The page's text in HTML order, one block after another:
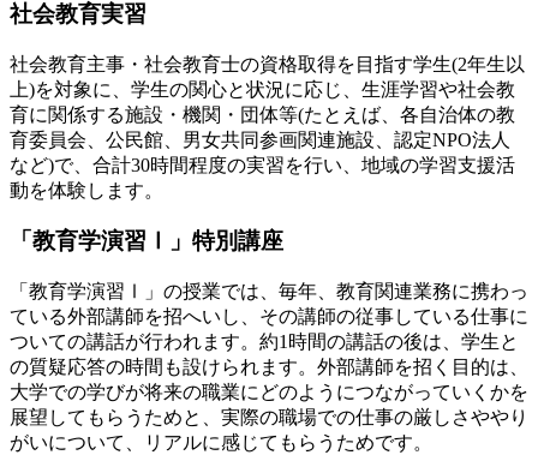
社会教育実習
社会教育主事・社会教育士の資格取得を目指す学生(2年生以
上)を対象に、学生の関心と状況に応じ、生涯学習や社会教
育に関係する施設・機関・団体等(たとえば、各自治体の教
育委員会、公民館、男女共同参画関連施設、認定NPO法人
など)で、合計30時間程度の実習を行い、地域の学習支援活
動を体験します。
「教育学演習Ⅰ」特別講座
「教育学演習Ⅰ」の授業では、毎年、教育関連業務に携わっ
ている外部講師を招へいし、その講師の従事している仕事に
ついての講話が行われます。約1時間の講話の後は、学生と
の質疑応答の時間も設けられます。外部講師を招く目的は、
大学での学びが将来の職業にどのようにつながっていくかを
展望してもらうためと、実際の職場での仕事の厳しさややり
がいについて、リアルに感じてもらうためです。